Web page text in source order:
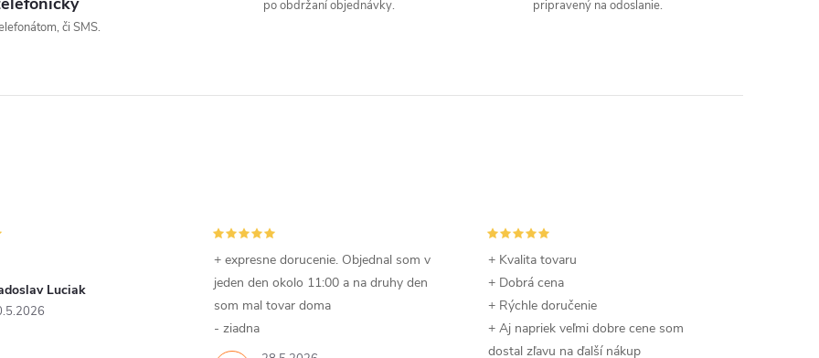
či SMS.
po obdržaní objednávky. pripravený na odoslanie.
Luciak
+ expresne dorucenie. Objednal som v
jeden den okolo 11:00 a na druhy den
som mal tovar doma
- ziadna
+ Kvalita tovaru
+ Dobrá cena
+ Rýchle doručenie
+ Aj napriek veľmi dobre cene som
dostal zľavu na ďalší nákup